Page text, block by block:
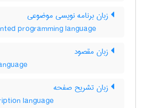
زبان برنامه نویسی موضوعی
programming language
زبان مقصود
زبان تشریح صفحه
language